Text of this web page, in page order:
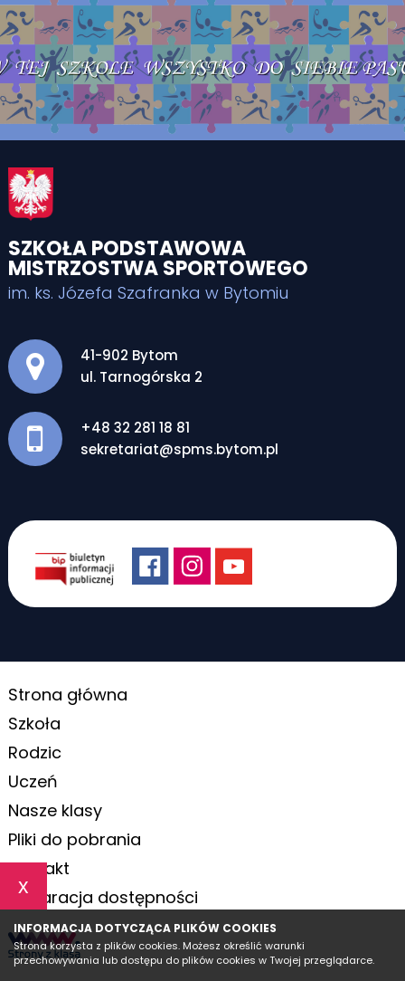
x
INFORMACJA DOTYCZĄCA PLIKÓW COOKIES
Strona korzysta z plików cookies. Możesz określić warunki
przechowywania lub dostępu do plików cookies w Twojej przeglądarce.
SZKOŁA PODSTAWOWA
MISTRZOSTWA SPORTOWEGO
im. ks. Józefa Szafranka w Bytomiu
Adres pocztowy:
41-902 Bytom
ul. Tarnogórska 2
+48 32 281 18 81
sekretariat@spms.bytom.pl
Strona główna
Szkoła
Rodzic
Uczeń
Nasze klasy
Pliki do pobrania
Kontakt
Deklaracja dostępności